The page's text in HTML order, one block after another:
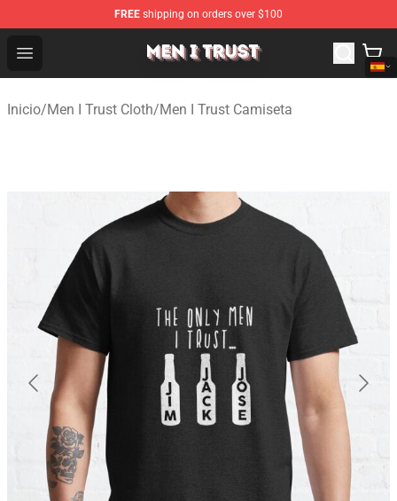
FREE shipping on orders over $100
Open menu
Men I Trust Shop - Official Men I Trust Merchandise Store
Inicio/Men I Trust Cloth/Men I Trust Camiseta